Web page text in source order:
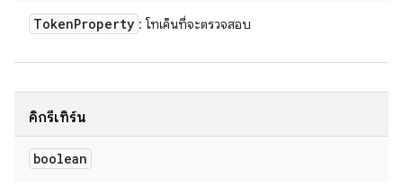
TokenProperty : โทเค็นที่จะตรวจสอบ
คิกรีเทิร์น
boolean